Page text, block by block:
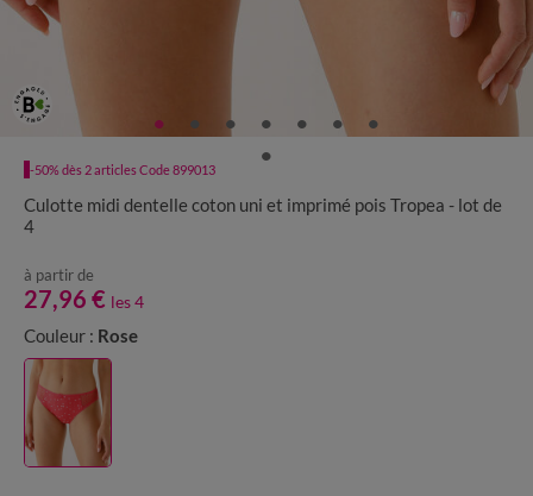
-50% dès 2 articles Code 899013
Culotte midi dentelle coton uni et imprimé pois Tropea - lot de
4
à partir de
27,96 € les 4
Couleur : Rose